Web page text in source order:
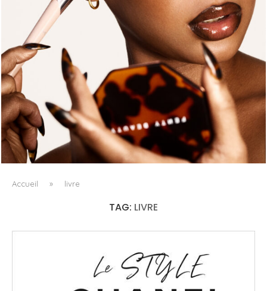
FENTY BEAUTY EXPLORE LA TEXTURE COMME LANGAGE
AVEC LE SUN STALK’R SOUFFLÉ...
Accueil » livre
TAG: LIVRE